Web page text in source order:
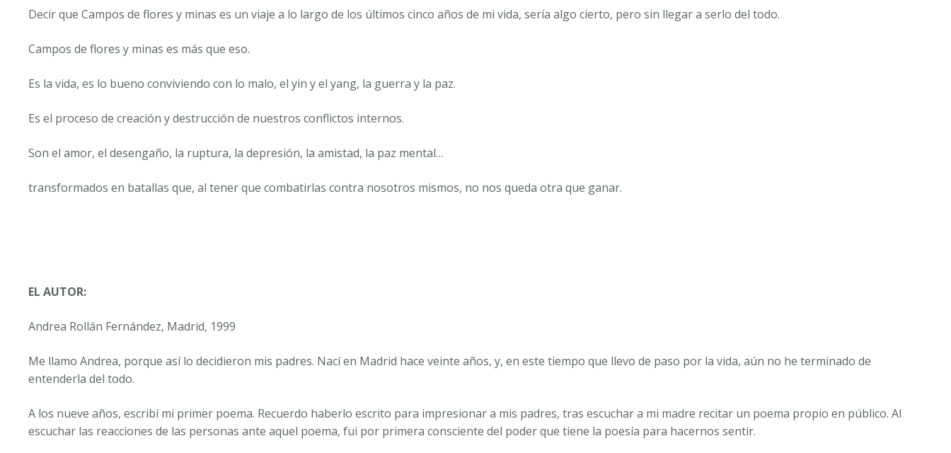
Decir que Campos de flores y minas es un viaje a lo largo de los últimos cinco años de mi vida, sería algo cierto, pero sin llegar a serlo del todo.
Campos de flores y minas es más que eso.
Es la vida, es lo bueno conviviendo con lo malo, el yin y el yang, la guerra y la paz.
Es el proceso de creación y destrucción de nuestros conflictos internos.
Son el amor, el desengaño, la ruptura, la depresión, la amistad, la paz mental…
transformados en batallas que, al tener que combatirlas contra nosotros mismos, no nos queda otra que ganar.
EL AUTOR:
Andrea Rollán Fernández, Madrid, 1999
Me llamo Andrea, porque así lo decidieron mis padres. Nací en Madrid hace veinte años, y, en este tiempo que llevo de paso por la vida, aún no he terminado de
entenderla del todo.
A los nueve años, escribí mi primer poema. Recuerdo haberlo escrito para impresionar a mis padres, tras escuchar a mi madre recitar un poema propio en público. Al
escuchar las reacciones de las personas ante aquel poema, fui por primera consciente del poder que tiene la poesía para hacernos sentir.